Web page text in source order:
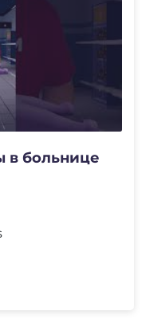
в больнице